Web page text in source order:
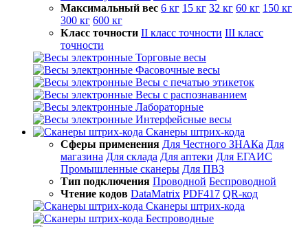
Максимальный вес 6 кг 15 кг 32 кг 60 кг 150 кг
300 кг 600 кг
Класс точности II класс точности III класс
точности
Торговые весы
Фасовочные весы
Весы с печатью этикеток
Весы с распознаванием
Лабораторные
Интерфейсные весы
Сканеры штрих-кода
Сферы применения Для Честного ЗНАКа Для
магазина Для склада Для аптеки Для ЕГАИС
Промышленные сканеры Для ПВЗ
Тип подключения Проводной Беспроводной
Чтение кодов DataMatrix PDF417 QR-код
Сканеры штрих-кода
Беспроводные